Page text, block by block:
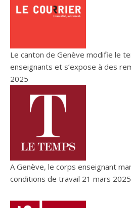
Le canton de Genève modifie le
enseignants et s’expose à des
2025
A Genève, le corps enseignant
conditions de travail 21 mars 2025